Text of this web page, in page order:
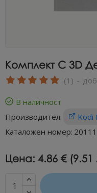
Комплект С 3D
В наличност
Производител:
Kodi
Каталожен номер:
(1) -
Цена: 4.86 € (9.51